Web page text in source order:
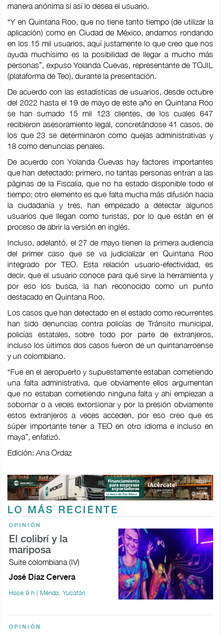
manera anónima si así lo desea el usuario.
“Y en Quintana Roo, que no tiene tanto tiempo (de utilizar la
aplicación) como en Ciudad de México, andamos rondando
en los 15 mil usuarios, aquí justamente lo que creo que nos
ayuda muchísimo es la posibilidad de llegar a mucho más
personas”, expuso Yolanda Cuevas, representante de TOJIL
(plataforma de Teo), durante la presentación.
De acuerdo con las estadísticas de usuarios, desde octubre
del 2022 hasta el 19 de mayo de este año en Quintana Roo
se han sumado 15 mil 123 clientes, de los cuales 647
recibieron asesoramiento legal, concretándose 41 casos, de
los que 23 se determinaron como quejas administrativas y
18 como denuncias penales.
De acuerdo con Yolanda Cuevas hay factores importantes
que han detectado: primero, no tantas personas entran a las
páginas de la Fiscalía, que no ha estado disponible todo el
tiempo; otro elemento es que falta mucha más difusión hacia
la ciudadanía y tres, han empezado a detectar algunos
usuarios que llegan como turistas, por lo que están en el
proceso de abrir la versión en inglés.
Incluso, adelantó, el 27 de mayo tienen la primera audiencia
del primer caso que se va judicializar en Quintana Roo
integrado por TEO. Esta relación usuario-efectividad, es
decir, que el usuario conoce para qué sirve la herramienta y
por eso los busca, la han reconocido como un punto
destacado en Quintana Roo.
Los casos que han detectado en el estado como recurrentes
han sido denuncias contra policías de Tránsito municipal,
policías estatales, sobre todo por parte de extranjeros,
incluso los últimos dos casos fueron de un quintanarroense
y un colombiano.
“Fue en el aeropuerto y supuestamente estaban cometiendo
una falta administrativa, que obviamente ellos argumentan
que no estaban cometiendo ninguna falta y ahí empiezan a
sobornar o a veces extorsionar y por la presión obviamente
estos extranjeros a veces acceden, por eso creo que es
súper importante tener a TEO en otro idioma e incluso en
maya”, enfatizó.
Edición: Ana Ordaz
LO MÁS RECIENTE
OPINIÓN
El colibrí y la
mariposa
Suite colombiana (IV)
José Díaz Cervera
Hace 9 h | Mérida, Yucatán
OPINIÓN